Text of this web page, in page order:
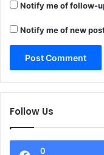
Notify me of follow-
Notify me of new
Follow Us
0